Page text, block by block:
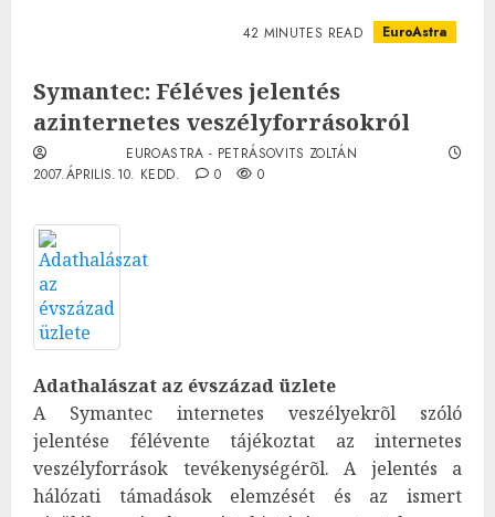
42 MINUTES READ EuroAstra
Symantec: Féléves jelentés
azinternetes veszélyforrásokról
EUROASTRA - PETRÁSOVITS ZOLTÁN
2007.ÁPRILIS.10. KEDD.
0 0
Adathalászat az évszázad üzlete
A Symantec internetes veszélyekrõl szóló
jelentése félévente tájékoztat az internetes
veszélyforrások tevékenységérõl. A jelentés a
hálózati támadások elemzését és az ismert